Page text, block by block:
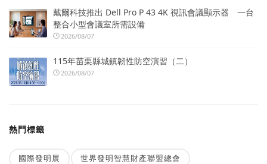
戴爾科技推出 Dell Pro P 43 4K 視訊會議顯示器 一台
整合小型會議室所需設備
2026/08/07
115年苗栗縣城鎮韌性防空演習（二）
2026/08/07
熱門標籤
國際發明展 世界發明智慧財產聯盟總會